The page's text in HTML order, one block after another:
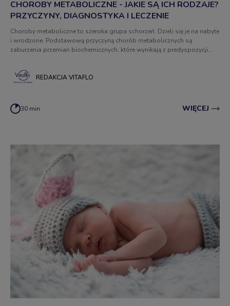
CHOROBY METABOLICZNE - JAKIE SĄ ICH RODZAJE?
PRZYCZYNY, DIAGNOSTYKA I LECZENIE
Choroby metaboliczne to szeroka grupa schorzeń. Dzieli się je na nabyte
i wrodzone. Podstawową przyczyną chorób metabolicznych są
zaburzenia przemian biochemicznych, które wynikają z predyspozycji
REDAKCJA VITAFLO
30 min WIĘCEJ